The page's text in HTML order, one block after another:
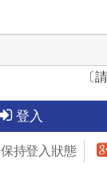
〔
登入
保持登入狀態